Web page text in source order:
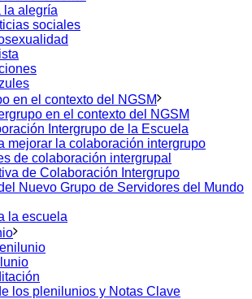
la alegría
sociales
en el contexto del NGSM
en el contexto del NGSM
Intergrupo de la Escuela
mejorar la colaboración intergrupo
de colaboración intergrupal
de Colaboración Intergrupo
Nuevo Grupo de Servidores del Mundo
la escuela
los plenilunios y Notas Clave